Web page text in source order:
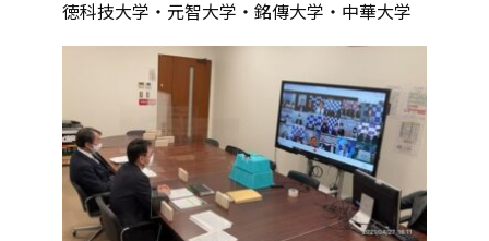
徳科技大学・元智大学・銘傳大学・中華大学